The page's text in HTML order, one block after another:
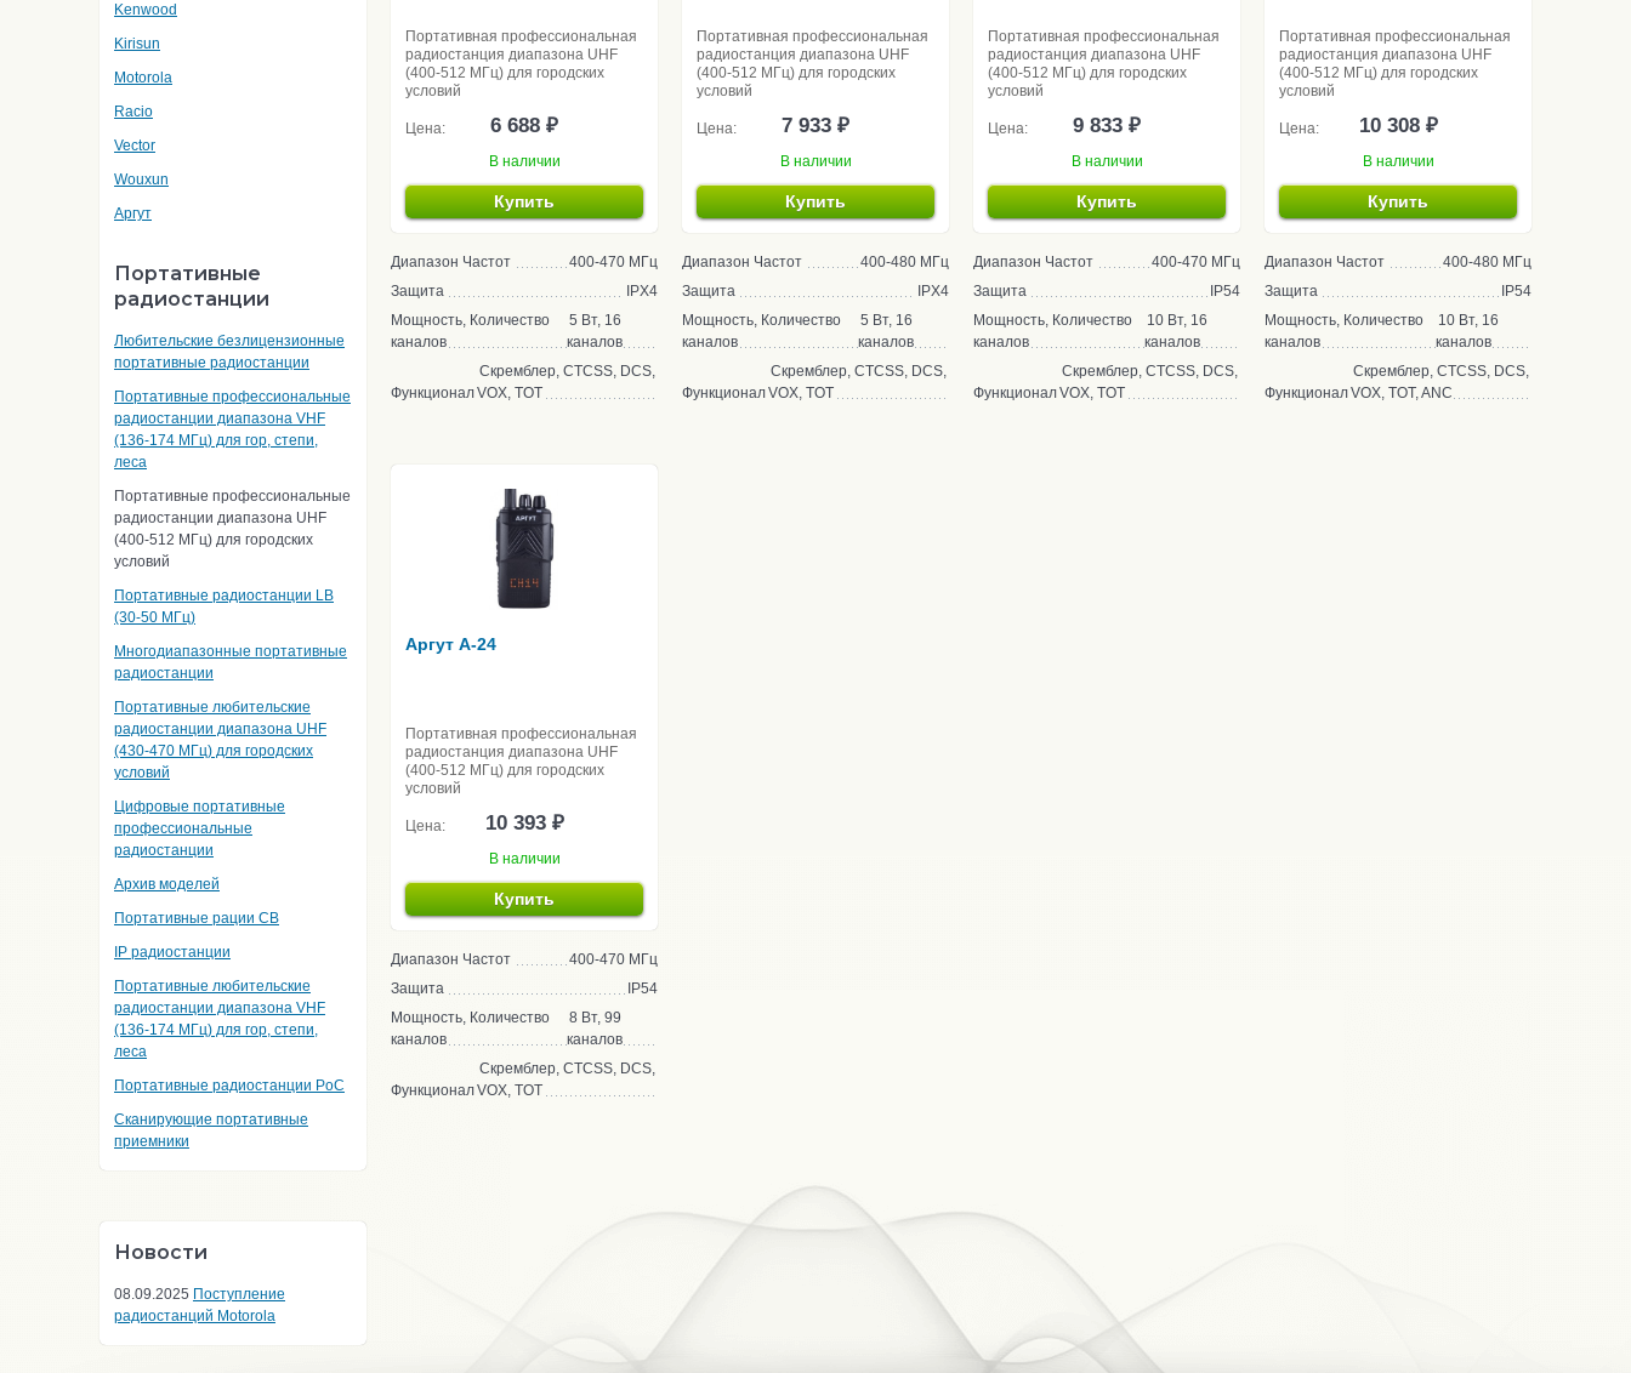
Kenwood
Kirisun
Motorola
Racio
Vector
Wouxun
Аргут
Портативные
радиостанции
Любительские безлицензионные
портативные радиостанции
Портативные профессиональные
радиостанции диапазона VHF
(136-174 МГц) для гор, степи,
леса
Портативные профессиональные
радиостанции диапазона UHF
(400-512 МГц) для городских
условий
Портативные радиостанции LB
(30-50 МГц)
Многодиапазонные портативные
радиостанции
Портативные любительские
радиостанции диапазона UHF
(430-470 МГц) для городских
условий
Цифровые портативные
профессиональные
радиостанции
Архив моделей
Портативные рации CB
IP радиостанции
Портативные любительские
радиостанции диапазона VHF
(136-174 МГц) для гор, степи,
леса
Портативные радиостанции PoC
Сканирующие портативные
приемники
Новости
08.09.2025 Поступление
радиостанций Motorola
Портативная профессиональная
радиостанция диапазона UHF
(400-512 МГц) для городских
условий
Цена: 6 688 ₽
В наличии
Купить
Диапазон Частот
400-470 МГц
Защита
IPX4
Мощность, Количество
каналов
5 Вт, 16
каналов
Функционал
Скремблер, CTCSS, DCS,
VOX, TOT
Портативная профессиональная
радиостанция диапазона UHF
(400-512 МГц) для городских
условий
Цена: 7 933 ₽
В наличии
Купить
Диапазон Частот
400-480 МГц
Защита
IPX4
Мощность, Количество
каналов
5 Вт, 16
каналов
Функционал
Скремблер, CTCSS, DCS,
VOX, TOT
Портативная профессиональная
радиостанция диапазона UHF
(400-512 МГц) для городских
условий
Цена: 9 833 ₽
В наличии
Купить
Диапазон Частот
400-470 МГц
Защита
IP54
Мощность, Количество
каналов
10 Вт, 16
каналов
Функционал
Скремблер, CTCSS, DCS,
VOX, TOT
Портативная профессиональная
радиостанция диапазона UHF
(400-512 МГц) для городских
условий
Цена: 10 308 ₽
В наличии
Купить
Диапазон Частот
400-480 МГц
Защита
IP54
Мощность, Количество
каналов
10 Вт, 16
каналов
Функционал
Скремблер, CTCSS, DCS,
VOX, TOT, ANC
Аргут A-24
Портативная профессиональная
радиостанция диапазона UHF
(400-512 МГц) для городских
условий
Цена: 10 393 ₽
В наличии
Купить
Диапазон Частот
400-470 МГц
Защита
IP54
Мощность, Количество
каналов
8 Вт, 99
каналов
Функционал
Скремблер, CTCSS, DCS,
VOX, TOT